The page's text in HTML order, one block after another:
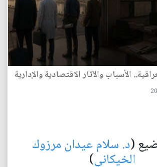
الأسباب والآثار الاقتصادية والإدارية
(د. سلام عيدان مرزوك
الخيكاني)